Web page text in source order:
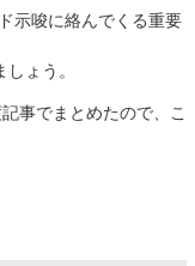
示唆に絡んでくる重要
ょう。
事でまとめたので、こ